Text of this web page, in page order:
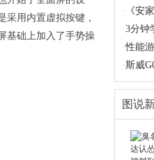
用内置虚拟按键，
基础上加入了手势操
·
《安
·3分钟
·性能
·斯威
图说